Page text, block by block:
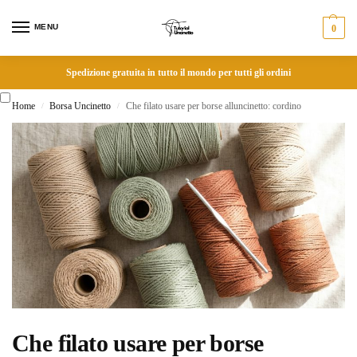
MENU 0
Spedizione gratuita in tutto il mondo per tutti gli ordini
Home / Borsa Uncinetto / Che filato usare per borse alluncinetto: cordino
Che filato usare per borse